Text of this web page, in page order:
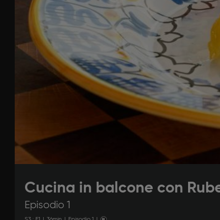
Cucina in balcone con
Episodio 1